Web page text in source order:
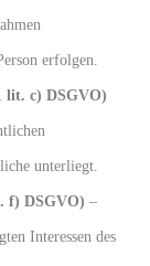
erfolgen.
lit. c) DSGVO)
unterliegt.
f) DSGVO) –
Interessen des